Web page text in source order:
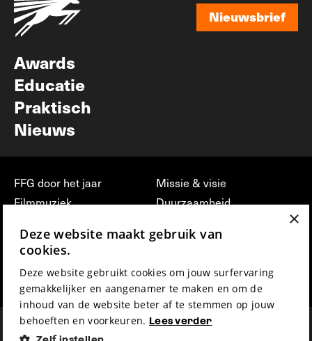
Nieuwsbrief
Awards
Educatie
Praktisch
Nieuws
FFG door het jaar
Filmmuziek
Press & Industry
Film Fest Friends
Missie & visie
Duurzaamheid
vrijwilligerswerk bij FFG
Privacy & Disclaimer
×
Deze website maakt gebruik van
cookies.
Deze website gebruikt cookies om jouw surfervaring
gemakkelijker en aangenamer te maken en om de
inhoud van de website beter af te stemmen op jouw
behoeften en voorkeuren. Lees verder